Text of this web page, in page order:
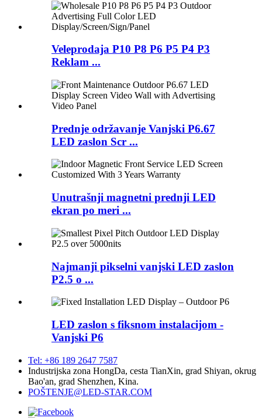
Veleprodaja P10 P8 P6 P5 P4 P3
Reklam ...
Prednje održavanje Vanjski P6.67
LED zaslon Scr ...
Unutrašnji magnetni prednji LED
ekran po meri ...
Najmanji pikselni vanjski LED zaslon
P2.5 o ...
LED zaslon s fiksnom instalacijom -
Vanjski P6
Tel: +86 189 2647 7587
Industrijska zona HongDa, cesta TianXin, grad Shiyan, okrug
Bao'an, grad Shenzhen, Kina.
POŠTENJE@LED-STAR.COM